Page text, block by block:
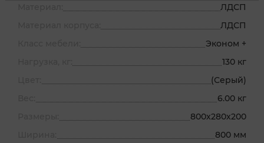
ЛДСП
ЛДСП
Эконом +
130 кг
(Серый)
6.00 кг
800х280х200
800 мм